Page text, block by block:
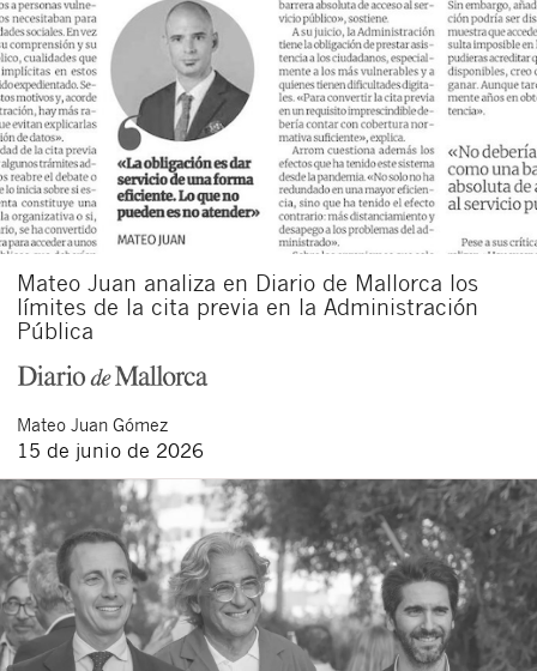
Mateo Juan analiza en Diario de Mallorca los
límites de la cita previa en la Administración
Pública
Mateo Juan Gómez
15 de junio de 2026